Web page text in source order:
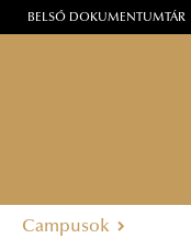
BELSŐ DOKUMENTUMTÁR
Campusok